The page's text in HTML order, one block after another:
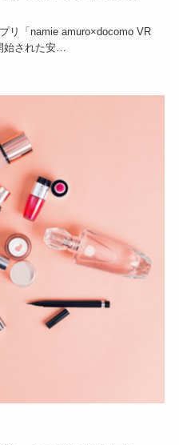
リ「namie amuro×docomo VR
された安…